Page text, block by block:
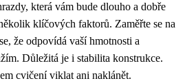
která vám bude dlouho a dobře
klíčových faktorů. Zaměřte se na
že odpovídá vaší hmotnosti a
Důležitá je i stabilita konstrukce.
cvičení viklat ani naklánět.